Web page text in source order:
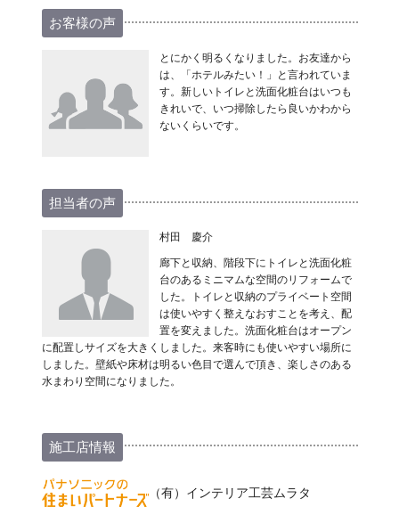
お客様の声
とにかく明るくなりました。お友達から
は、「ホテルみたい！」と言われていま
す。新しいトイレと洗面化粧台はいつも
きれいで、いつ掃除したら良いかわから
ないくらいです。
担当者の声
村田 慶介
廊下と収納、階段下にトイレと洗面化粧
台のあるミニマムな空間のリフォームで
した。トイレと収納のプライベート空間
は使いやすく整えなおすことを考え、配
置を変えました。洗面化粧台はオープン
に配置しサイズを大きくしました。来客時にも使いやすい場所に
しました。壁紙や床材は明るい色目で選んで頂き、楽しさのある
水まわり空間になりました。
施工店情報
（有）インテリア工芸ムラタ